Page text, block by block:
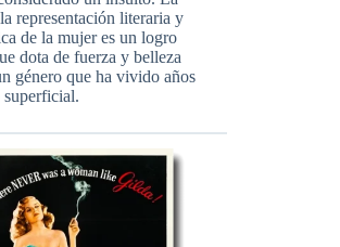
representación literaria y
de la mujer es un logro
dota de fuerza y belleza
género que ha vivido años
superficial.